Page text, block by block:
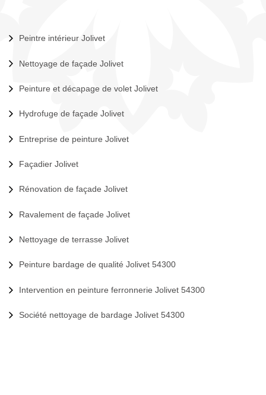
Peintre intérieur Jolivet
Nettoyage de façade Jolivet
Peinture et décapage de volet Jolivet
Hydrofuge de façade Jolivet
Entreprise de peinture Jolivet
Façadier Jolivet
Rénovation de façade Jolivet
Ravalement de façade Jolivet
Nettoyage de terrasse Jolivet
Peinture bardage de qualité Jolivet 54300
Intervention en peinture ferronnerie Jolivet 54300
Société nettoyage de bardage Jolivet 54300